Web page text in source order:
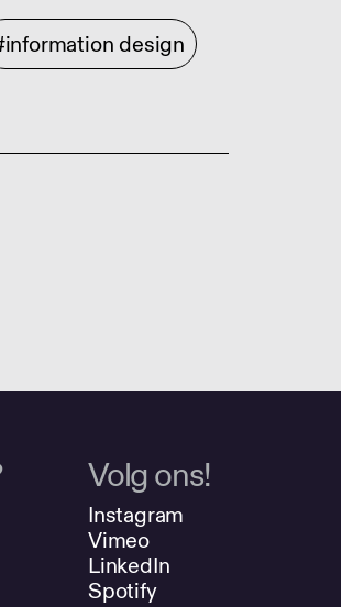
design
Volg ons!
Instagram
Vimeo
LinkedIn
Spotify